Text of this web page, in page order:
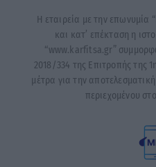
Η εταιρεία με την επωνυμία
και κατ’ επέκταση η
“www.karfitsa.gr”
2018/334 της Επιτροπής της
μέτρα για την
περιεχομένου